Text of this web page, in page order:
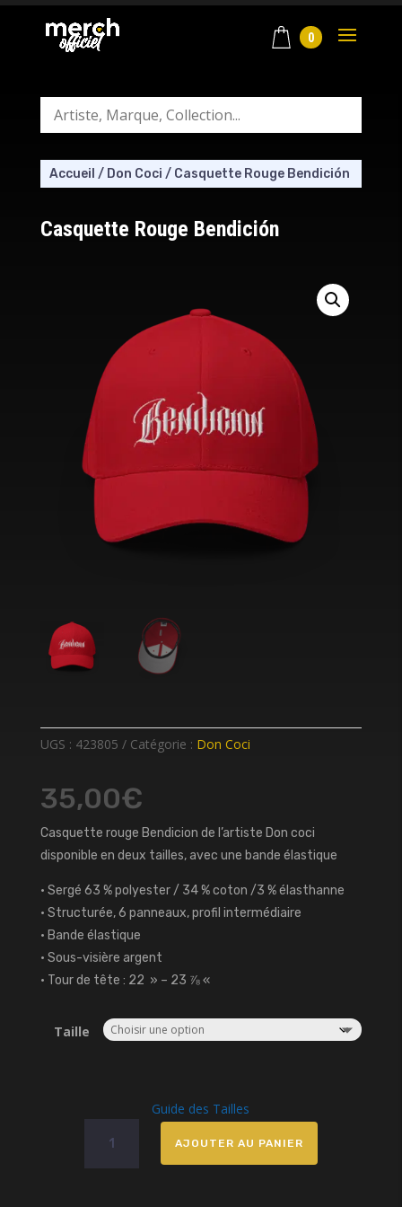
0
Accueil / Don Coci / Casquette Rouge Bendición
Casquette Rouge Bendición
UGS : 423805 Catégorie : Don Coci
35,00€
Casquette rouge Bendicion de l’artiste Don coci
disponible en deux tailles, avec une bande élastique
• Sergé 63 % polyester / 34 % coton /3 % élasthanne
• Structurée, 6 panneaux, profil intermédiaire
• Bande élastique
• Sous-visière argent
• Tour de tête : 22 » – 23 ⅞ «
Taille
Guide des Tailles
Casquette
AJOUTER AU PANIER